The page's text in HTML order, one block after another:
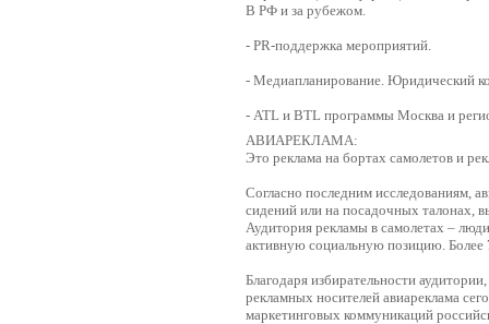
В РФ и за рубежом.
- PR-поддержка мероприятий.
- Медиапланирование. Юридический
- ATL и BTL программы Москва и
АВИАРЕКЛАМА:
Это реклама на бортах самолетов и
Согласно последним исследованиям,
сидений или на посадочных талонах,
Аудитория рекламы в самолетах –
активную социальную позицию. Более
Благодаря избирательности
рекламных носителей авиареклама
маркетинговых коммуникаций